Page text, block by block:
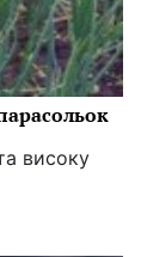
високу